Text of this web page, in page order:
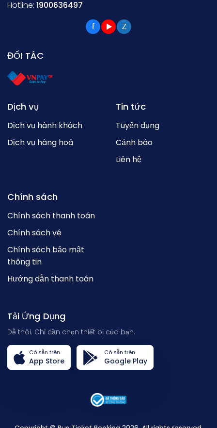
Hotline: 1900636497
f Z
ĐỐI TÁC
Dịch vụ
Dịch vụ hành khách
Dịch vụ hàng hoá
Tin tức
Tuyển dụng
Cảnh báo
Liên hệ
Chính sách
Chính sách thanh toán
Chính sách vé
Chính sách bảo mật
thông tin
Hướng dẫn thanh toán
Tải Ứng Dụng
Dễ thôi. Chỉ cần chọn thiết bị của bạn.
Có sẵn trên
App Store
Có sẵn trên
Google Play